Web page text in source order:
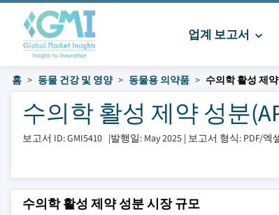
업계 보고서
홈 동물 건강 및 영양 동물용 의약품 수의학 활성 제
수의학 활성 제약 성분
보고서 ID: GMI5410 |발행일: May 2025 | 보고서 형식: PDF/
수의학 활성 제약 성분 시장 규모